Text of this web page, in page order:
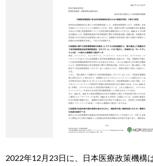
2022年12月23日に、日本医療政策機構